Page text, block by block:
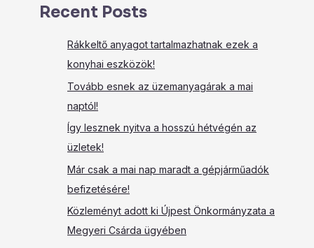
Recent Posts
Rákkeltő anyagot tartalmazhatnak ezek a
konyhai eszközök!
Tovább esnek az üzemanyagárak a mai
naptól!
Így lesznek nyitva a hosszú hétvégén az
üzletek!
Már csak a mai nap maradt a gépjárműadók
befizetésére!
Közleményt adott ki Újpest Önkormányzata a
Megyeri Csárda ügyében